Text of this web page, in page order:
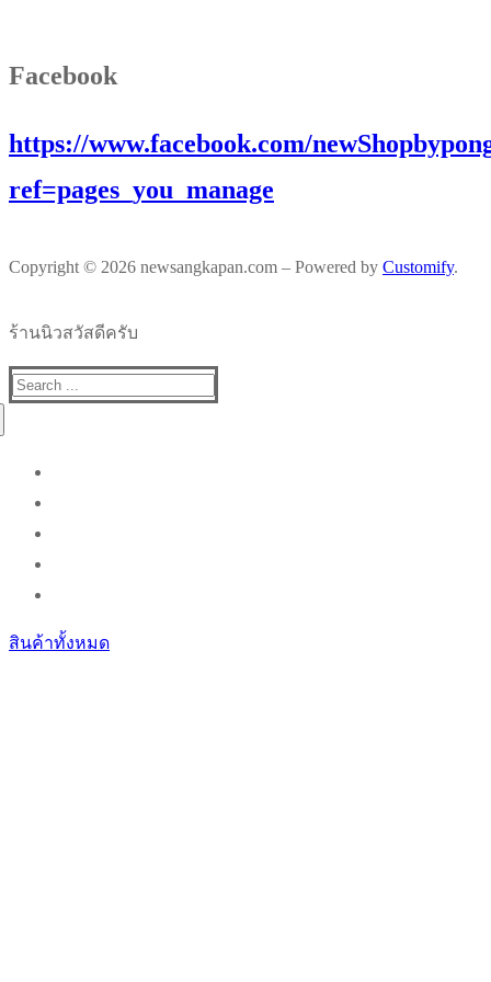
Facebook
https://www.facebook.com/
ref=pages_you_manage
Copyright © 2026 newsangkapan.com – Powered by Customify.
ร้านนิวสวัสดีครับ
Search
สินค้าทั้งหมด